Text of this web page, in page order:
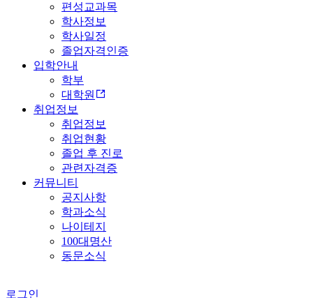
편성교과목
학사정보
학사일정
졸업자격인증
입학안내
학부
대학원
취업정보
취업정보
취업현황
졸업 후 진로
관련자격증
커뮤니티
공지사항
학과소식
나이테지
100대명산
동문소식
로그인